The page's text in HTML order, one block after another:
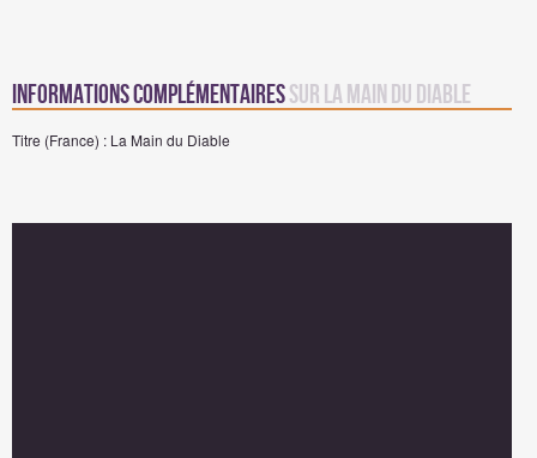
Informations complémentairessur La Main du Diable
Titre (France) : La Main du Diable